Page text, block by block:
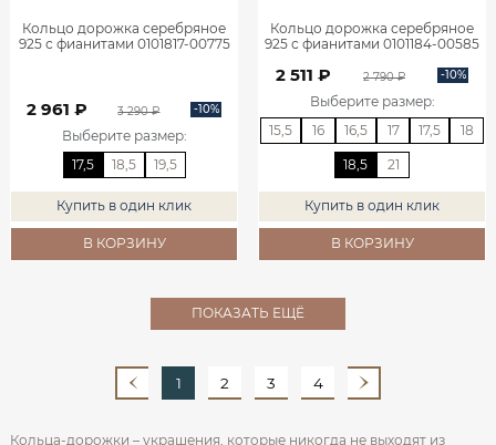
Кольцо дорожка серебряное
925 с фианитами 0101817-00775
2 961 ₽ 3 290 ₽ -10%
Выберите размер:
17,5
18,5 19,5
Купить в один клик
В КОРЗИНУ
Кольцо дорожка серебряное
925 с фианитами 0101184-00585
2 511 ₽ 2 790 ₽ -10%
Выберите размер:
15,5
16 16,5 17 17,5 18
18,5 21
Купить в один клик
В КОРЗИНУ
ПОКАЗАТЬ ЕЩЁ
1 2 3 4
Кольца-дорожки – украшения, которые никогда не выходят из